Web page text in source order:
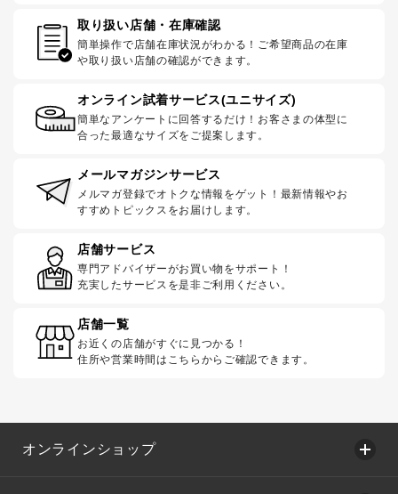
取り扱い店舗・在庫確認
簡単操作で店舗在庫状況がわかる！ご希望商品の在庫
や取り扱い店舗の確認ができます。
オンライン試着サービス(ユニサイズ)
簡単なアンケートに回答するだけ！お客さまの体型に
合った最適なサイズをご提案します。
メールマガジンサービス
メルマガ登録でオトクな情報をゲット！最新情報やお
すすめトピックスをお届けします。
店舗サービス
専門アドバイザーがお買い物をサポート！
充実したサービスを是非ご利用ください。
店舗一覧
お近くの店舗がすぐに見つかる！
住所や営業時間はこちらからご確認できます。
オンラインショップ